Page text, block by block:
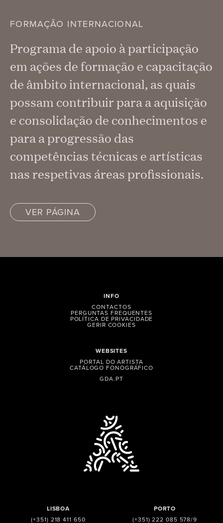
FORMAÇÃO INTERNACIONAL
Programa de apoio à participação
em ações de formação e capacitação
de âmbito internacional, as quais
possam contribuir para a aquisição
e consolidação de conhecimentos e
para a progressão das
competências técnicas e artísticas
nas respetivas áreas profissionais.
VER PÁGINA
LISBOA
(+351) 218 411 650
PORTO
(+351) 222 085 578/9
WEBSITES
PORTAL DO ARTISTA
CATÁLOGO FONOGRÁFICO
GDA.PT
INFO
CONTACTOS
PERGUNTAS FREQUENTES
POLÍTICA DE PRIVACIDADE
GERIR COOKIES